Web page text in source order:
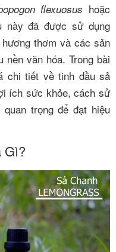
flexuosus hoặc
này đã được sử dụng
thơm và các sản
nền văn hóa. Trong bài
chi tiết về tinh dầu sả
ích sức khỏe, cách sử
trọng để đạt hiệu
Gì?